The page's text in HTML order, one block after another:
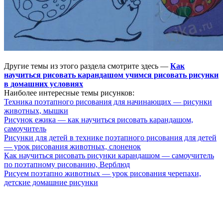
Другие темы из этого раздела смотрите здесь — Как
научиться рисовать карандашом учимся рисовать рисунки
в домашних условиях
Наиболее интересные темы рисунков:
Техника поэтапного рисования для начинающих — рисунки
животных, мышки
Рисунок ежика — как научиться рисовать карандашом,
самоучитель
Рисунки для детей в технике поэтапного рисования для детей
— урок рисования животных, слоненок
Как научиться рисовать рисунки карандашом — самоучитель
по поэтапному рисованию, Верблюд
Рисуем поэтапно животных — урок рисования черепахи,
детские домашние рисунки